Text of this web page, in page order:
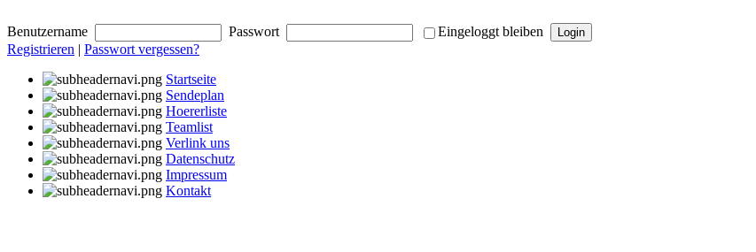
Benutzername Passwort
Eingeloggt bleiben
Registrieren | Passwort vergessen?
Startseite
Sendeplan
Hoererliste
Teamlist
Verlink uns
Datenschutz
Impressum
Kontakt